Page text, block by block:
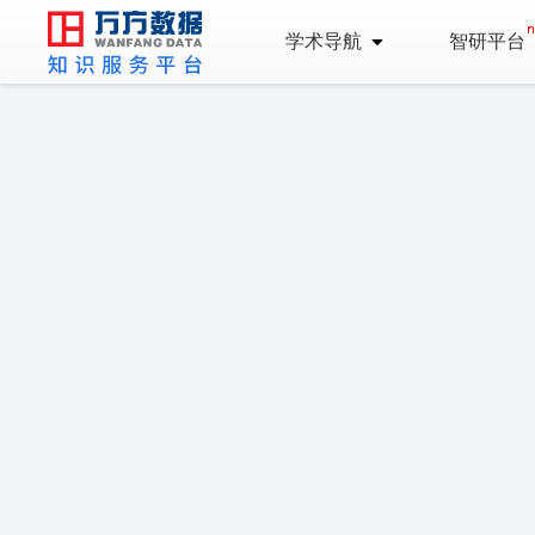
学术导航 智研平台